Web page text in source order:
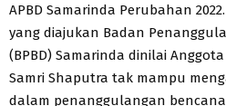
APBD Samarinda Perubahan
yang diajukan Badan
(BPBD) Samarinda dinilai
Samri Shaputra tak mampu
dalam penanggulangan bencana